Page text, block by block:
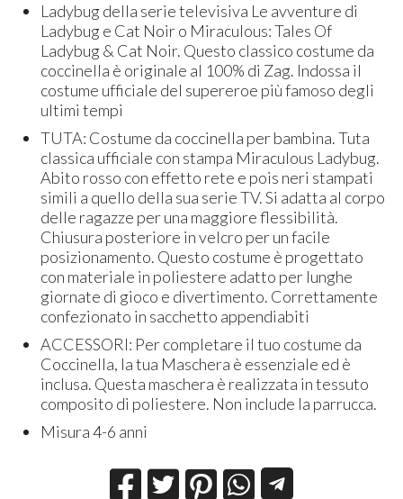
Ladybug della serie televisiva Le avventure di
Ladybug e Cat Noir o Miraculous: Tales Of
Ladybug & Cat Noir. Questo classico costume da
coccinella è originale al 100% di Zag. Indossa il
costume ufficiale del supereroe più famoso degli
ultimi tempi
TUTA: Costume da coccinella per bambina. Tuta
classica ufficiale con stampa Miraculous Ladybug.
Abito rosso con effetto rete e pois neri stampati
simili a quello della sua serie TV. Si adatta al corpo
delle ragazze per una maggiore flessibilità.
Chiusura posteriore in velcro per un facile
posizionamento. Questo costume è progettato
con materiale in poliestere adatto per lunghe
giornate di gioco e divertimento. Correttamente
confezionato in sacchetto appendiabiti
ACCESSORI: Per completare il tuo costume da
Coccinella, la tua Maschera è essenziale ed è
inclusa. Questa maschera è realizzata in tessuto
composito di poliestere. Non include la parrucca.
Misura 4-6 anni